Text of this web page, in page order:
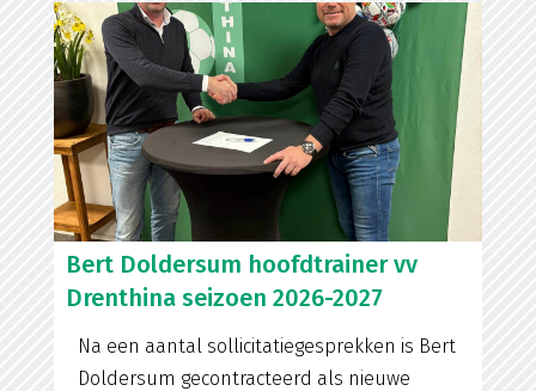
Bert Doldersum hoofdtrainer vv
Drenthina seizoen 2026-2027
Na een aantal sollicitatiegesprekken is Bert
Doldersum gecontracteerd als nieuwe